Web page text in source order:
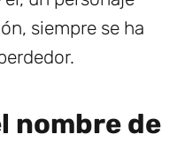
siempre se ha
nombre de